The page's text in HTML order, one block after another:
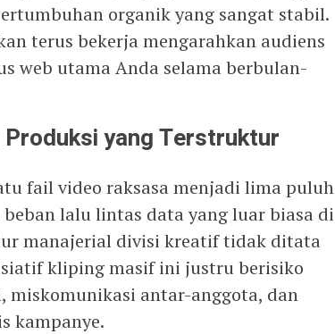
organik yang sangat stabil.
terus bekerja mengarahkan audiens
web utama Anda selama berbulan-
yang Terstruktur
fail video raksasa menjadi lima puluh
lalu lintas data yang luar biasa di
manajerial divisi kreatif tidak ditata
kliping masif ini justru berisiko
miskomunikasi antar-anggota, dan
kampanye.